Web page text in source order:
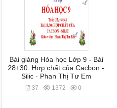
Bài giảng Hóa học Lớp 9 - Bài
28+30: Hợp chất của Cacbon -
Silic - Phan Thị Tư Em
37 1372 0